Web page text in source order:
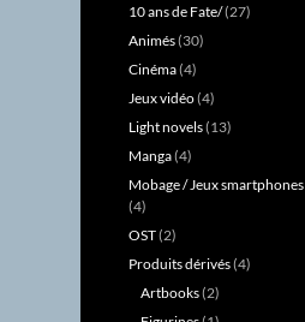
10 ans de Fate/(27)
Animés(30)
Cinéma(4)
Jeux vidéo(4)
Light novels(13)
Manga(4)
Mobage / Jeux smartphones
(4)
OST(2)
Produits dérivés(4)
Artbooks(2)